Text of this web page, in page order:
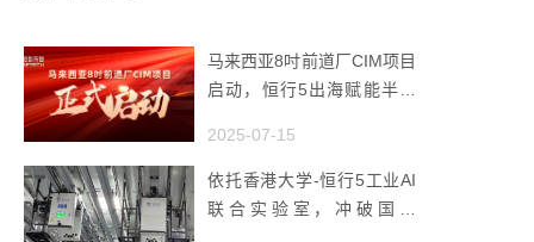
马来西亚8吋前道厂CIM项目
启动，恒行5出海赋能半导
2025-07-15
依托香港大学-恒行5工业AI
联合实验室，冲破国产